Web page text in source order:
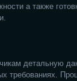
а также
детальную
требованиях.